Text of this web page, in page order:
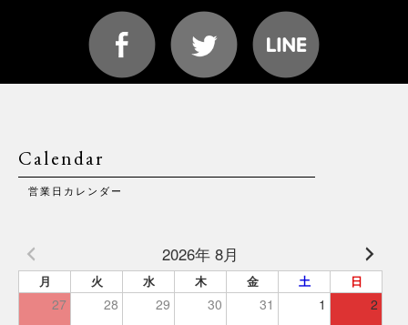
Calendar
営業日カレンダー
2026年 8月
月 火 水 木 金 土 日
27 28 29 30 31 1 2